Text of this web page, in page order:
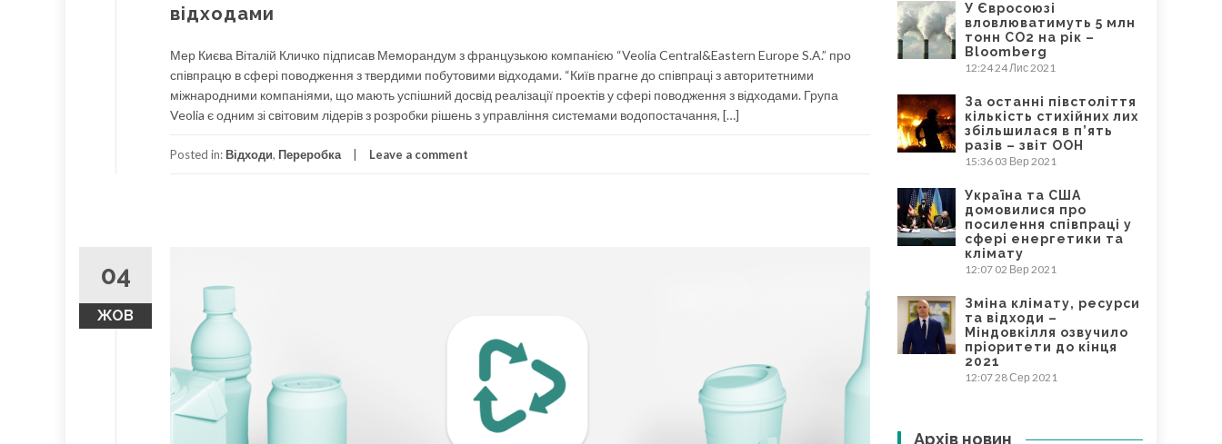
відходами
Мер Києва Віталій Кличко підписав Меморандум з французькою компанією “Veolia Central&Eastern Europe S.A.” про
співпрацю в сфері поводження з твердими побутовими відходами. “Київ прагне до співпраці з авторитетними
міжнародними компаніями, що мають успішний досвід реалізації проектів у сфері поводження з відходами. Група
Veolia є одним зі світовим лідерів з розробки рішень з управління системами водопостачання, […]
Posted in: Відходи, Переробка Leave a comment
04
ЖОВ
У Євросоюзі
вловлюватимуть 5 млн
тонн CO2 на рік –
Bloomberg
12:2424 Лис 2021
За останні півстоліття
кількість стихійних лих
збільшилася в п’ять
разів – звіт ООН
15:36 03 Вер 2021
Україна та США
домовилися про
посилення співпраці у
сфері енергетики та
клімату
12:07 02 Вер 2021
Зміна клімату, ресурси
та відходи –
Міндовкілля озвучило
пріоритети до кінця
2021
12:0728 Сер 2021
Архів новин